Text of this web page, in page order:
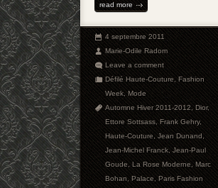
read more
4 septembre 2011
Marie-Odile Radom
Leave a comment
Défilé Haute-Couture,Fashion
Week,Mode
Automne Hiver 2011-2012,Dior,
Ettore Sottsass,Frank Gehry,
Haute-Couture,Jean Dunand,
Jean-Michel Franck,Jean-Paul
Goude,La Rose Moderne,Marc
Bohan,Palace,Paris Fashion